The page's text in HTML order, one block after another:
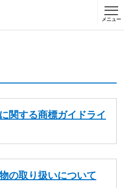
メニュー
関する商標ガイドライ
の取り扱いについて